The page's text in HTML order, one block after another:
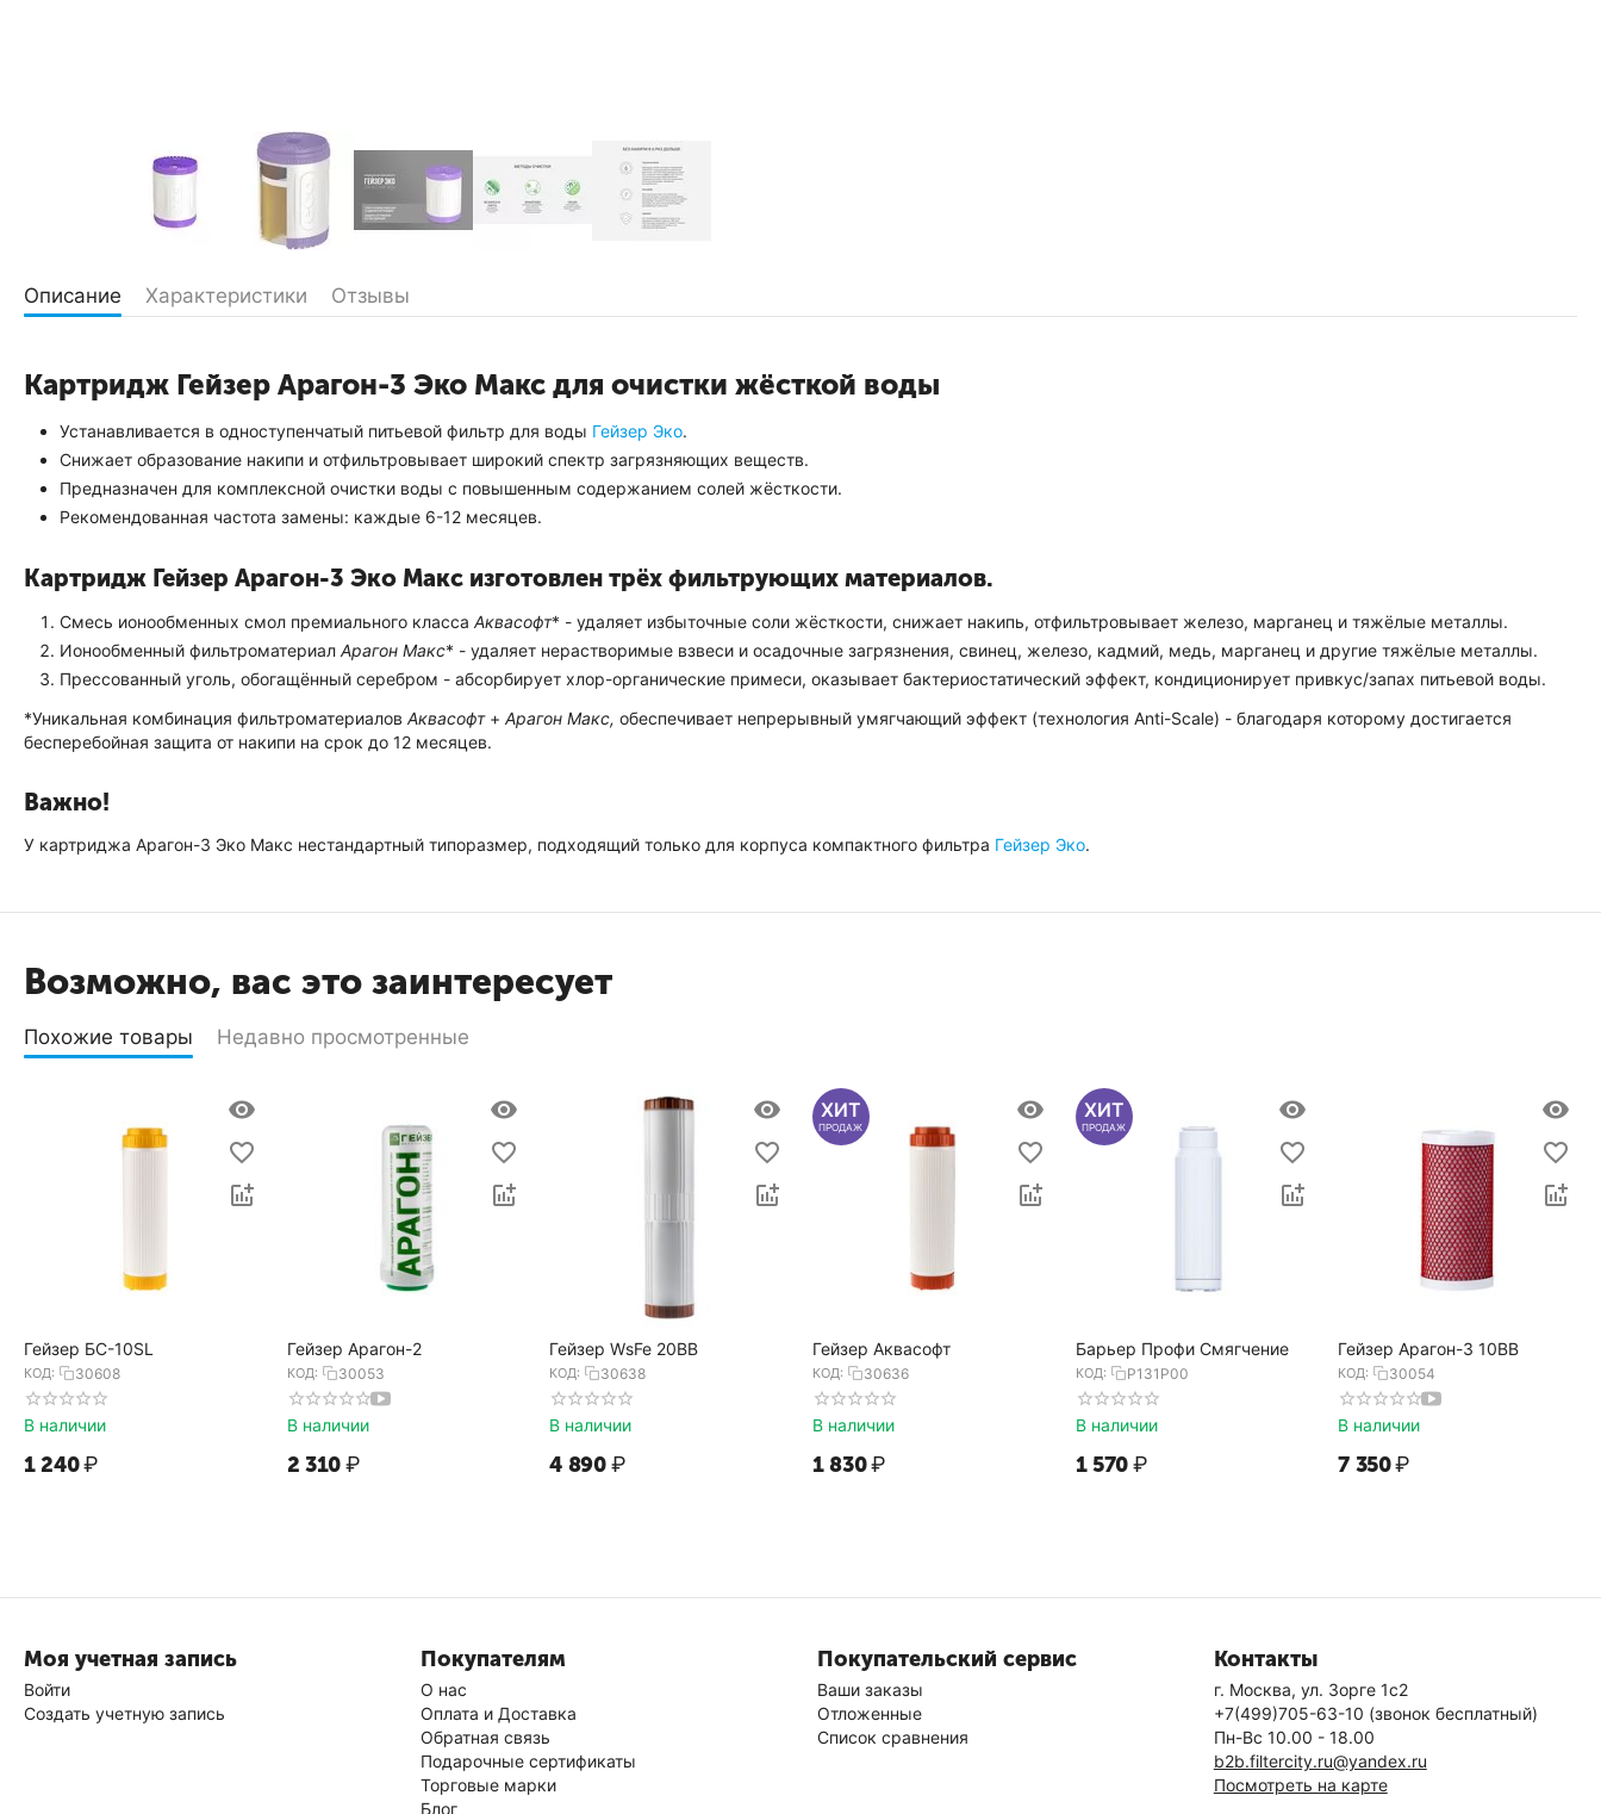
Описание Характеристики Отзывы
Картридж Гейзер Арагон-3 Эко Макс для очистки жёсткой воды
Устанавливается в одноступенчатый питьевой фильтр для воды Гейзер Эко.
Снижает образование накипи и отфильтровывает широкий спектр загрязняющих веществ.
Предназначен для комплексной очистки воды с повышенным содержанием солей жёсткости.
Рекомендованная частота замены: каждые 6-12 месяцев.
Картридж Гейзер Арагон-3 Эко Макс изготовлен трёх фильтрующих материалов.
Смесь ионообменных смол премиального класса Аквасофт* - удаляет избыточные соли жёсткости, снижает накипь, отфильтровывает железо, марганец и тяжёлые металлы.
Ионообменный фильтроматериал Арагон Макс* - удаляет нерастворимые взвеси и осадочные загрязнения, свинец, железо, кадмий, медь, марганец и другие тяжёлые металлы.
Прессованный уголь, обогащённый серебром - абсорбирует хлор-органические примеси, оказывает бактериостатический эффект, кондиционирует привкус/запах питьевой воды.
*Уникальная комбинация фильтроматериалов Аквасофт + Арагон Макс, обеспечивает непрерывный умягчающий эффект (технология Anti-Scale) - благодаря которому достигается
бесперебойная защита от накипи на срок до 12 месяцев.
Важно!
У картриджа Арагон-3 Эко Макс нестандартный типоразмер, подходящий только для корпуса компактного фильтра Гейзер Эко.
Возможно, вас это заинтересует
Похожие товары Недавно просмотренные
Гейзер БС-10SL
КОД: 30608
В наличии
1 240₽
Гейзер Арагон-2
КОД: 30053
В наличии
2 310₽
Гейзер WsFe 20BB
КОД: 30638
В наличии
4 890 ₽
ХИТ
ПРОДАЖ
Гейзер Аквасофт
КОД: 30636
В наличии
1 830₽
ХИТ
ПРОДАЖ
Барьер Профи Смягчение
КОД: Р131Р00
В наличии
1 570₽
Гейзер Арагон-3 10BB
КОД: 30054
В наличии
7 350₽
Моя учетная запись
Войти
Создать учетную запись
Покупателям
О нас
Оплата и Доставка
Обратная связь
Подарочные сертификаты
Торговые марки
Блог
Покупательский сервис
Ваши заказы
Отложенные
Список сравнения
Контакты
г. Москва, ул. Зорге 1с2
+7(499)705-63-10 (звонок бесплатный)
Пн-Вс 10.00 - 18.00
b2b.filtercity.ru@yandex.ru
Посмотреть на карте